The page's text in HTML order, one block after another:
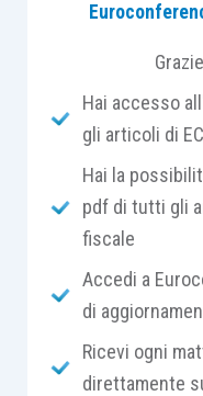
Da sempre
conservare in
degli alimenti
L’affumicatura,
sott’olio, i
lo zucchero, il
conservazioni
avere scorte
Tutti questi sono
case, almeno
Hai accesso
gli articoli di
Hai la
pdf di tutti gli
fiscale
Accedi a
di
Ricevi ogni
direttamente